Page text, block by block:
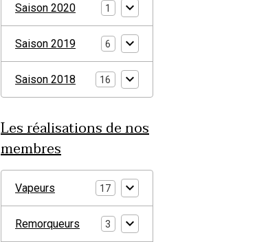
Saison 2020 1
Saison 2019 6
Saison 2018 16
Les réalisations de nos
membres
Vapeurs 17
Remorqueurs 3